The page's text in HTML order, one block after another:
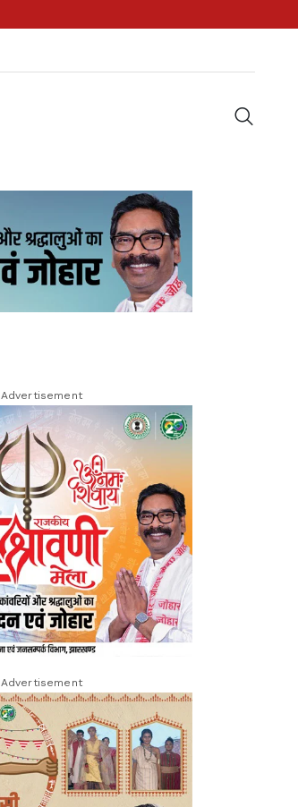
Advertisement
Advertisement